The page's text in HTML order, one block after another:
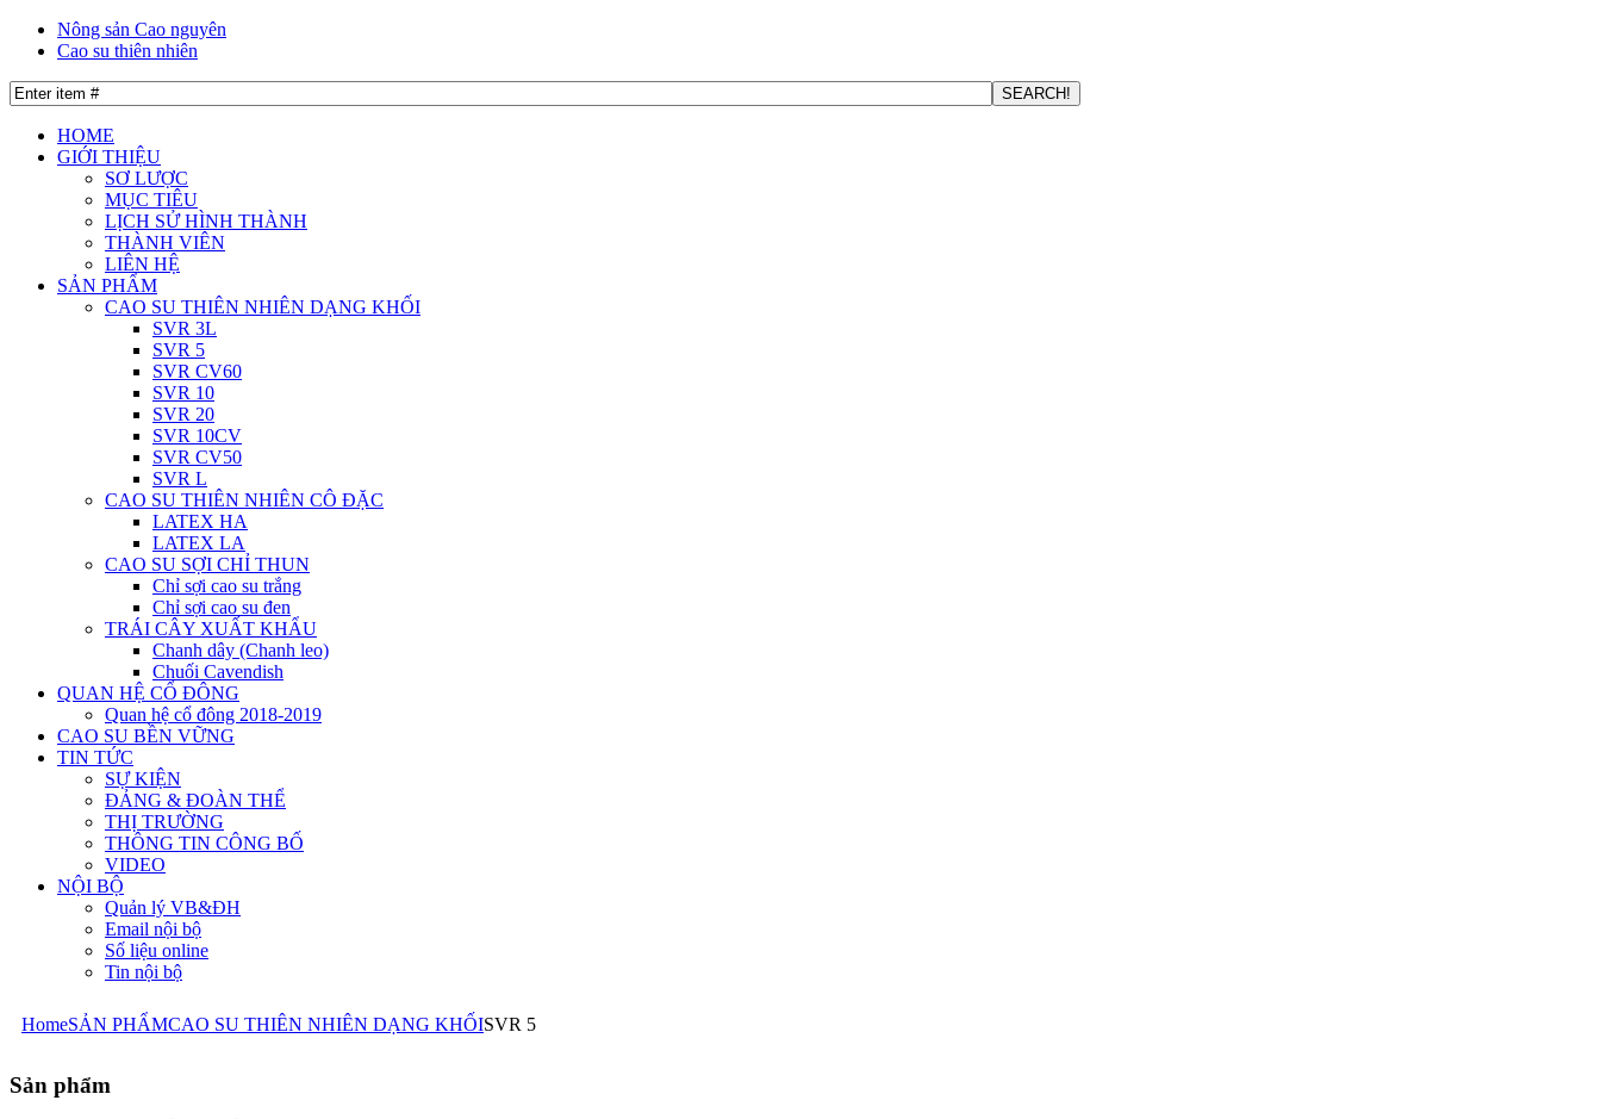
Nông sản Cao nguyên
Cao su thiên nhiên
HOME
GIỚI THIỆU
SƠ LƯỢC
MỤC TIÊU
LỊCH SỬ HÌNH THÀNH
THÀNH VIÊN
LIÊN HỆ
SẢN PHẨM
CAO SU THIÊN NHIÊN DẠNG KHỐI
SVR 3L
SVR 5
SVR CV60
SVR 10
SVR 20
SVR 10CV
SVR CV50
SVR L
CAO SU THIÊN NHIÊN CÔ ĐẶC
LATEX HA
LATEX LA
CAO SU SỢI CHỈ THUN
Chỉ sợi cao su trắng
Chỉ sợi cao su đen
TRÁI CÂY XUẤT KHẨU
Chanh dây (Chanh leo)
Chuối Cavendish
QUAN HỆ CỔ ĐÔNG
Quan hệ cổ đông 2018-2019
CAO SU BỀN VỮNG
TIN TỨC
SỰ KIỆN
ĐẢNG & ĐOÀN THỂ
THỊ TRƯỜNG
THÔNG TIN CÔNG BỐ
VIDEO
NỘI BỘ
Quản lý VB&ĐH
Email nội bộ
Số liệu online
Tin nội bộ
HomeSẢN PHẨMCAO SU THIÊN NHIÊN DẠNG KHỐISVR 5
Sản phẩm